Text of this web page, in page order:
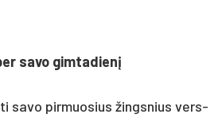
sa­vo gim­ta­dienį
sa­vo pir­muo­sius žings­nius vers­